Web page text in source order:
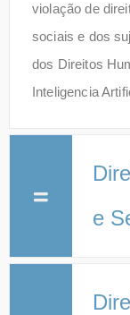
violação de
sociais e dos
dos Direitos
Inteligencia
e